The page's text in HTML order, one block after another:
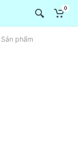
0
Sản phẩm